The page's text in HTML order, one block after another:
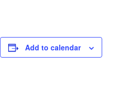
Add to calendar